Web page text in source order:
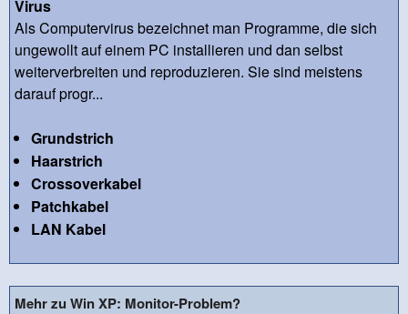
Virus
Als Computervirus bezeichnet man Programme, die sich
ungewollt auf einem PC installieren und dan selbst
weiterverbreiten und reproduzieren. Sie sind meistens
darauf progr...
Grundstrich
Haarstrich
Crossoverkabel
Patchkabel
LAN Kabel
Mehr zu Win XP: Monitor-Problem?